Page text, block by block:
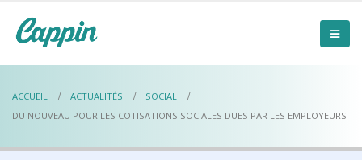
ACCUEIL ACTUALITÉS
SOCIAL
DU NOUVEAU POUR LES COTISATIONS SOCIALES DUES PAR LES EMPLOYEURS